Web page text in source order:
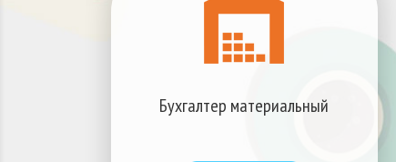
Бухгалтер материальный